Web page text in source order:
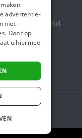
advertentie-
niet-
Door op
u hiermee